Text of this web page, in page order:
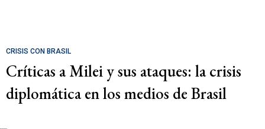
CRISIS CON BRASIL
Críticas a Milei y sus ataques: la crisis
diplomática en los medios de Brasil